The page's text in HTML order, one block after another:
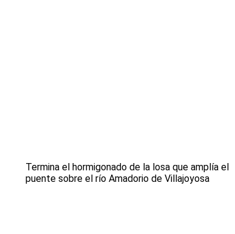
Termina el hormigonado de la losa que amplía el
puente sobre el río Amadorio de Villajoyosa